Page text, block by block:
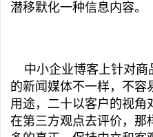
潜移默化一种信息内容。
中小企业博客上针对商
的新闻媒体不一样，不容
用途，二十以客户的视角
在第三方观点去评价，那